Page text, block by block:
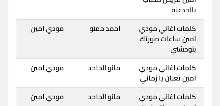
بالجدعنه
كلمات اغاني مودي
امين ساعات صورتك
بتوحشني
احمد حمتو مودي امين
كلمات اغاني مودي
امين تعبان يا زماني
مانو الجاحد مودي امين
كلمات اغاني مودي
مانو الجاحد مودي امين